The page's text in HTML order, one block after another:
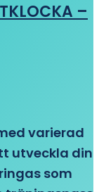
–
varierad
utveckla din
som